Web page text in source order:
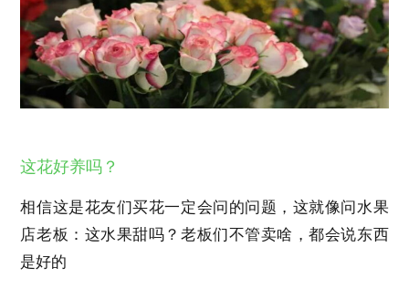
这花好养吗？
相信这是花友们买花一定会问的问题，这就像问水果
店老板：这水果甜吗？老板们不管卖啥，都会说东西
是好的